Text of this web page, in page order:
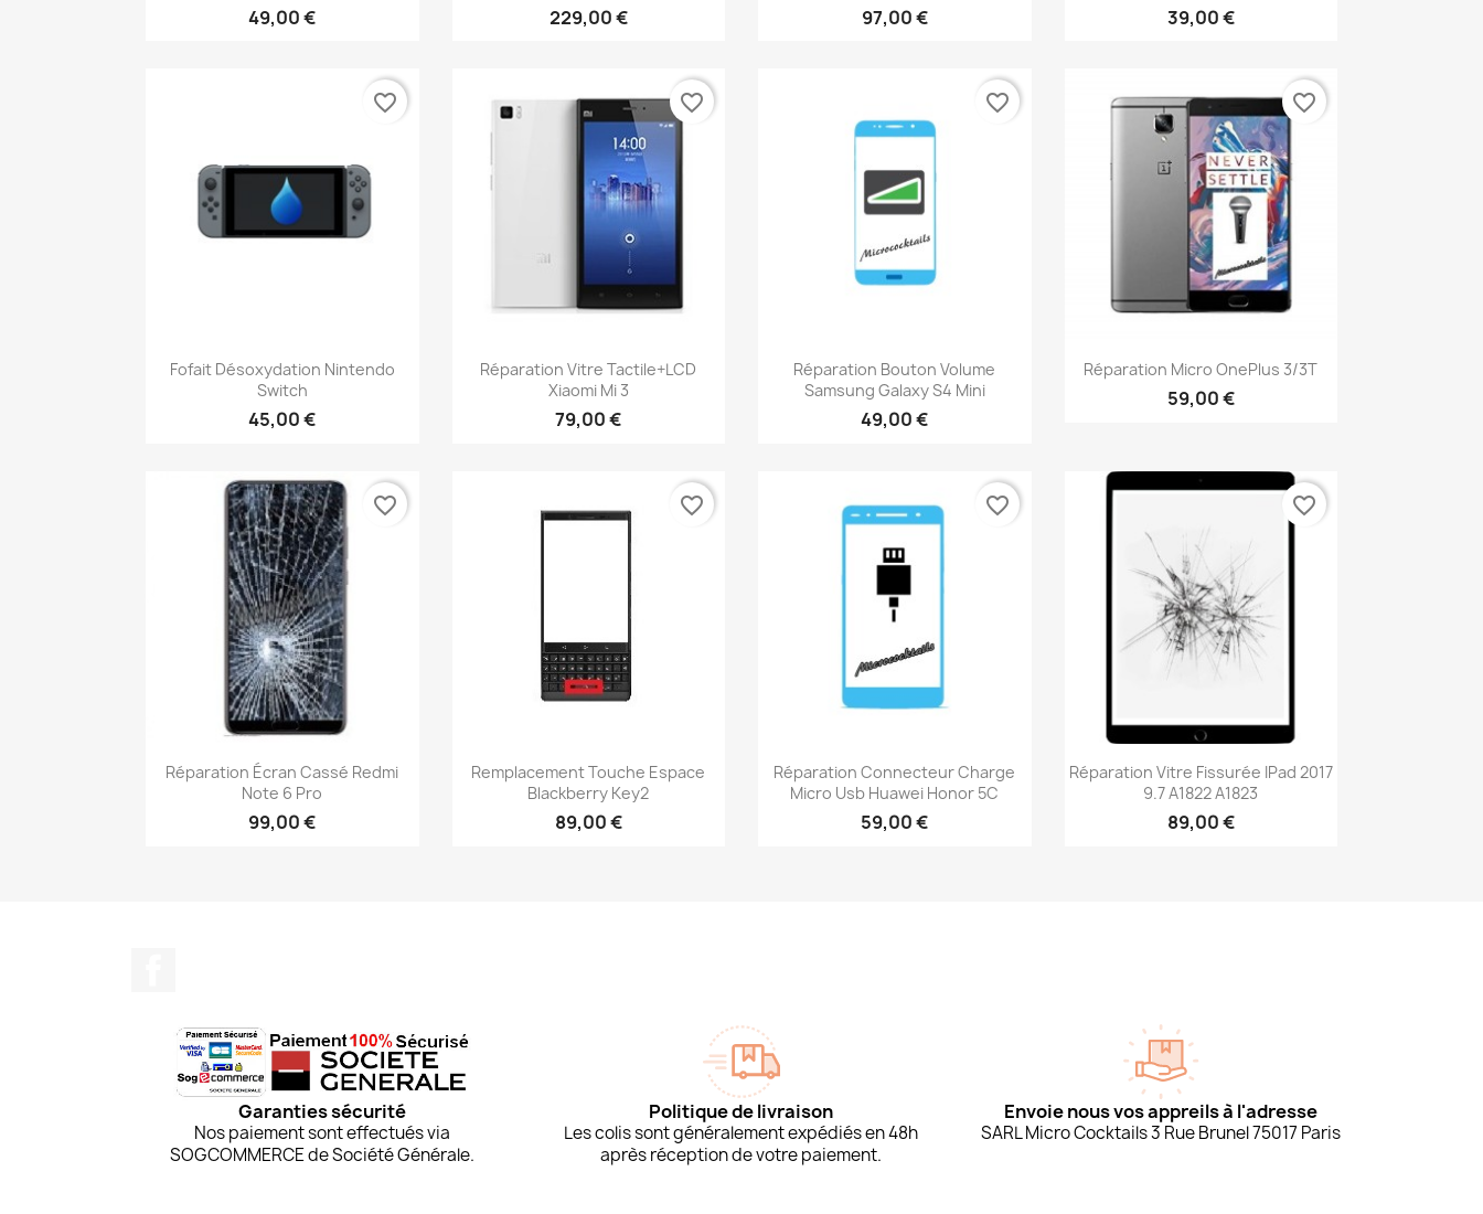
49,00 € 229,00 € 97,00 € 39,00 €
Aperçu rapide
Fofait Désoxydation Nintendo
Switch
45,00 €
favorite_border
Aperçu rapide
Réparation Vitre Tactile+LCD
Xiaomi Mi 3
79,00 €
favorite_border
Aperçu rapide
Réparation Bouton Volume
Samsung Galaxy S4 Mini
49,00 €
favorite_border
Aperçu rapide
Réparation Micro OnePlus 3/3T
59,00 €
favorite_border
Aperçu rapide
Réparation Écran Cassé Redmi
Note 6 Pro
99,00 €
favorite_border
Aperçu rapide
Remplacement Touche Espace
Blackberry Key2
89,00 €
favorite_border
Aperçu rapide
Réparation Connecteur Charge
Micro Usb Huawei Honor 5C
59,00 €
favorite_border
Aperçu rapide
Réparation Vitre Fissurée IPad 2017
9.7 A1822 A1823
89,00 €
favorite_border
Garanties sécurité
Nos paiement sont effectués via
SOGCOMMERCE de Société Générale.
Politique de livraison
Les colis sont généralement expédiés en 48h
après réception de votre paiement.
Envoie nous vos appreils à l'adresse
SARL Micro Cocktails 3 Rue Brunel 75017 Paris